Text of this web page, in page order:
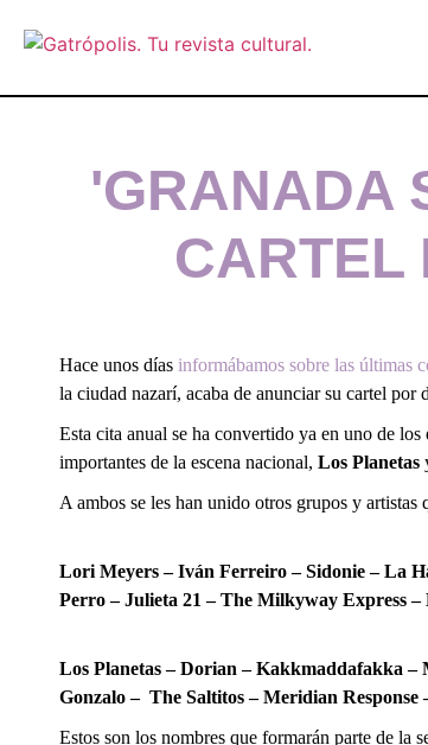
'GRANADA
CARTEL
Hace unos días informábamos sobre las últimas
la ciudad nazarí, acaba de anunciar su cartel por
Esta cita anual se ha convertido ya en uno de
importantes de la escena nacional, Los Planetas
A ambos se les han unido otros grupos y artistas
Lori Meyers – Iván Ferreiro – Sidonie – La
Perro – Julieta 21 – The Milkyway Express
Los Planetas – Dorian – Kakkmaddafakka –
Gonzalo – The Saltitos – Meridian Response
Estos son los nombres que formarán parte de la